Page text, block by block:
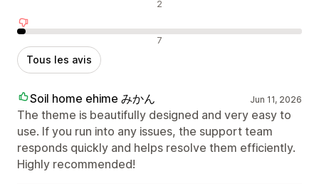
2
Avis négatifs 7
Tous les avis
Soil home ehime みかん Jun 11, 2026
The theme is beautifully designed and very easy to
use. If you run into any issues, the support team
responds quickly and helps resolve them efficiently.
Highly recommended!